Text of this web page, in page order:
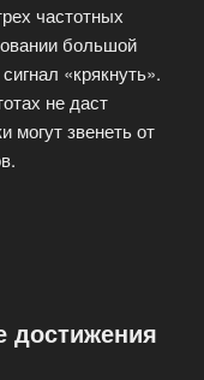
частотных
большой
«крякнуть».
не даст
могут звенеть от
достижения